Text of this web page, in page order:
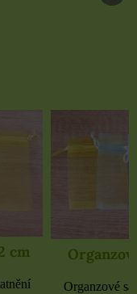
Organzové sáčky
Organzové sáčky najdou